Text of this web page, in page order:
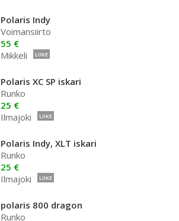
Polaris Indy
Voimansiirto
55 €
Mikkeli
LIIKE
Polaris XC SP iskari
Runko
25 €
Ilmajoki
LIIKE
Polaris Indy, XLT iskari
Runko
25 €
Ilmajoki
LIIKE
polaris 800 dragon
Runko